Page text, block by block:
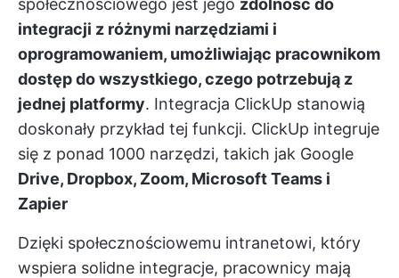
integracji z różnymi narzędziami i
oprogramowaniem, umożliwiając pracownikom
dostęp do wszystkiego, czego potrzebują z
jednej platformy. Integracja ClickUp stanowią
doskonały przykład tej funkcji. ClickUp integruje
się z ponad 1000 narzędzi, takich jak Google
Drive, Dropbox, Zoom, Microsoft Teams i
Zapier
Dzięki społecznościowemu intranetowi, który
wspiera solidne integracje, pracownicy mają